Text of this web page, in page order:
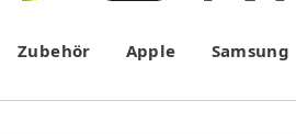
Zubehör Apple Samsung